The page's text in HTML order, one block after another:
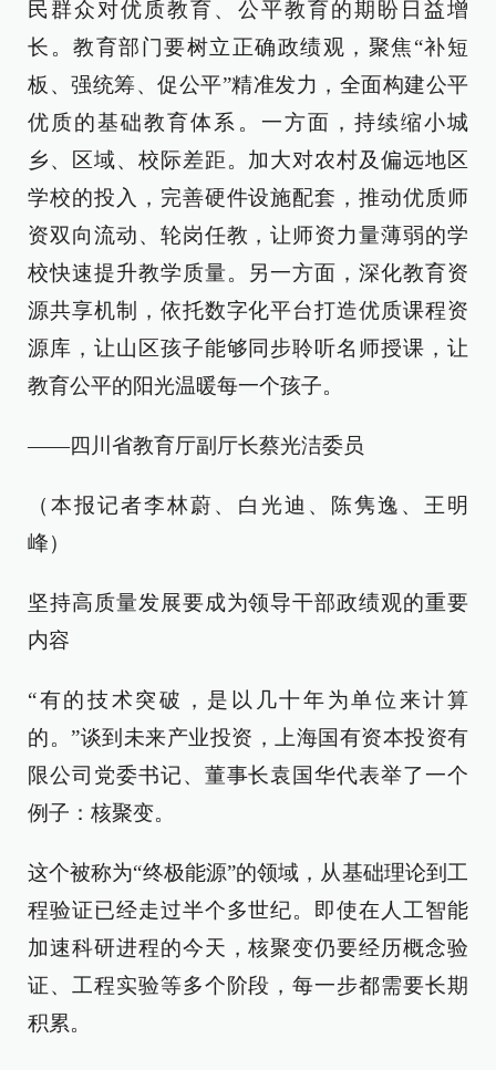
民群众对优质教育、公平教育的期盼日益增
长。教育部门要树立正确政绩观，聚焦“补短
板、强统筹、促公平”精准发力，全面构建公平
优质的基础教育体系。一方面，持续缩小城
乡、区域、校际差距。加大对农村及偏远地区
学校的投入，完善硬件设施配套，推动优质师
资双向流动、轮岗任教，让师资力量薄弱的学
校快速提升教学质量。另一方面，深化教育资
源共享机制，依托数字化平台打造优质课程资
源库，让山区孩子能够同步聆听名师授课，让
教育公平的阳光温暖每一个孩子。
——四川省教育厅副厅长蔡光洁委员
（本报记者李林蔚、白光迪、陈隽逸、王明
峰）
坚持高质量发展要成为领导干部政绩观的重要
内容
“有的技术突破，是以几十年为单位来计算
的。”谈到未来产业投资，上海国有资本投资有
限公司党委书记、董事长袁国华代表举了一个
例子：核聚变。
这个被称为“终极能源”的领域，从基础理论到工
程验证已经走过半个多世纪。即使在人工智能
加速科研进程的今天，核聚变仍要经历概念验
证、工程实验等多个阶段，每一步都需要长期
积累。